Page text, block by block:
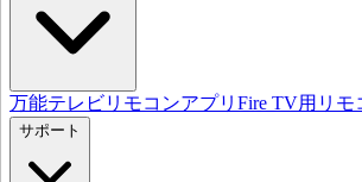
万能テレビリモコンアプリ Fire TV用リモ
サポート